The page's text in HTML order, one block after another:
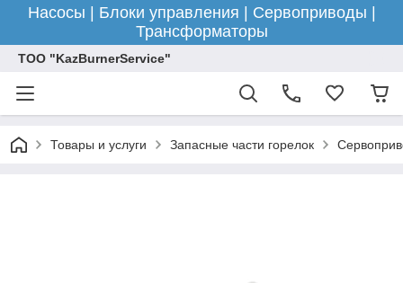
Насосы | Блоки управления | Сервоприводы |
Трансформаторы
ТОО "KazBurnerService"
Товары и услуги Запасные части горелок